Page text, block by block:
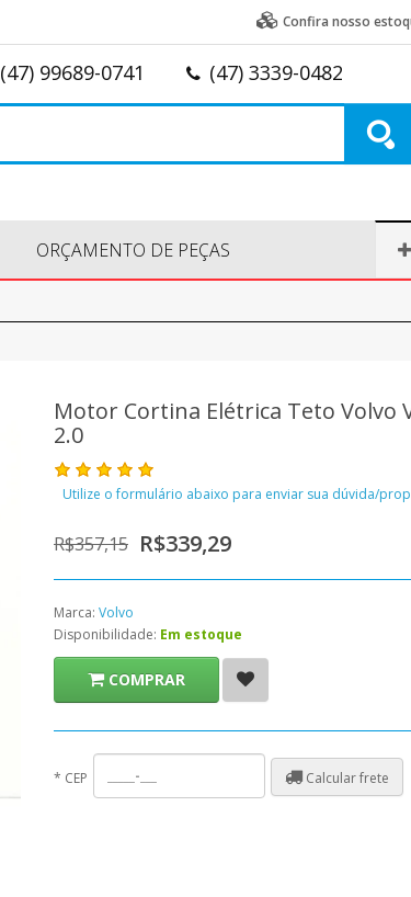
Confira nosso
(47) 99689-0741 (47) 3339-0482
ORÇAMENTO DE PEÇAS
Motor Cortina Elétrica Teto Volvo
2.0
Utilize o formulário abaixo para enviar sua dúvida/
R$357,15 R$339,29
Marca: Volvo
Disponibilidade: Em estoque
COMPRAR
* CEP Calcular frete